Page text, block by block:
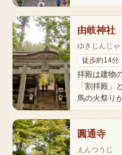
由岐神社
ゆきじんじゃ
徒歩約14分
拝殿は建物
「割拝殿」
馬の火祭り
圓通寺
えんつうじ